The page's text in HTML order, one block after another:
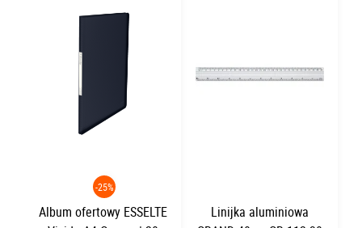
-25%
Album ofertowy ESSELTE
Linijka aluminiowa